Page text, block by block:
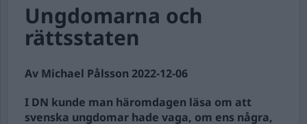
Ungdomarna och
rättsstaten
Av Michael Pålsson 2022-12-06
I DN kunde man häromdagen läsa om att
svenska ungdomar hade vaga, om ens några,